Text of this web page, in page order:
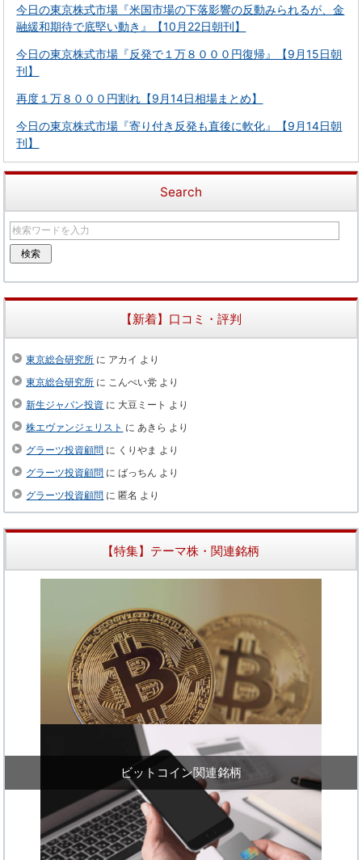
今日の東京株式市場『米国市場の下落影響の反動みられるが、金
融緩和期待で底堅い動き』【10月22日朝刊】
今日の東京株式市場『反発で１万８０００円復帰』【9月15日朝
刊】
再度１万８０００円割れ【9月14日相場まとめ】
今日の東京株式市場『寄り付き反発も直後に軟化』【9月14日朝
刊】
Search
【新着】口コミ・評判
東京総合研究所 に アカイ より
東京総合研究所 に こんぺい党 より
新生ジャパン投資 に 大豆ミート より
株エヴァンジェリスト にあきら より
グラーツ投資顧問 に くりやま より
グラーツ投資顧問 にばっちん より
グラーツ投資顧問 に匿名 より
【特集】テーマ株・関連銘柄
ビットコイン関連銘柄